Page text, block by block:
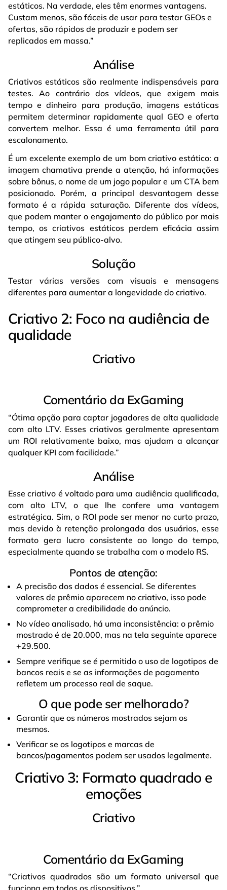
estáticos. Na verdade, eles têm enormes vantagens.
Custam menos, são fáceis de usar para testar GEOs e
ofertas, são rápidos de produzir e podem ser
replicados em massa.”
Análise
Criativos estáticos são realmente indispensáveis para
testes. Ao contrário dos vídeos, que exigem mais
tempo e dinheiro para produção, imagens estáticas
permitem determinar rapidamente qual GEO e oferta
convertem melhor. Essa é uma ferramenta útil para
escalonamento.
É um excelente exemplo de um bom criativo estático: a
imagem chamativa prende a atenção, há informações
sobre bônus, o nome de um jogo popular e um CTA bem
posicionado. Porém, a principal desvantagem desse
formato é a rápida saturação. Diferente dos vídeos,
que podem manter o engajamento do público por mais
tempo, os criativos estáticos perdem eficácia assim
que atingem seu público-alvo.
Solução
Testar várias versões com visuais e mensagens
diferentes para aumentar a longevidade do criativo.
Criativo 2: Foco na audiência de
qualidade
Criativo
Comentário da ExGaming
“Ótima opção para captar jogadores de alta qualidade
com alto LTV. Esses criativos geralmente apresentam
um ROI relativamente baixo, mas ajudam a alcançar
qualquer KPI com facilidade.”
Análise
Esse criativo é voltado para uma audiência qualificada,
com alto LTV, o que lhe confere uma vantagem
estratégica. Sim, o ROI pode ser menor no curto prazo,
mas devido à retenção prolongada dos usuários, esse
formato gera lucro consistente ao longo do tempo,
especialmente quando se trabalha com o modelo RS.
Pontos de atenção:
A precisão dos dados é essencial. Se diferentes
valores de prêmio aparecem no criativo, isso pode
comprometer a credibilidade do anúncio.
No vídeo analisado, há uma inconsistência: o prêmio
mostrado é de 20.000, mas na tela seguinte aparece
+29.500.
Sempre verifique se é permitido o uso de logotipos de
bancos reais e se as informações de pagamento
refletem um processo real de saque.
O que pode ser melhorado?
Garantir que os números mostrados sejam os
mesmos.
Verificar se os logotipos e marcas de
bancos/pagamentos podem ser usados legalmente.
Criativo 3: Formato quadrado e
emoções
Criativo
Comentário da ExGaming
“Criativos quadrados são um formato universal que
funciona em todos os dispositivos.”